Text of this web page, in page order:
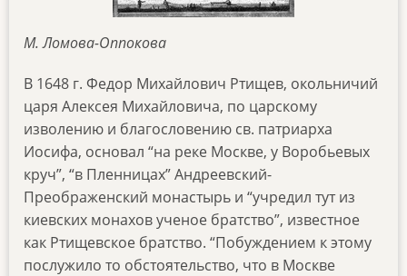
М. Ломова-Оппокова
В 1648 г. Федор Михайлович Ртищев, окольничий
царя Алексея Михайловича, по царскому
изволению и благословению св. патриарха
Иосифа, основал “на реке Москве, у Воробьевых
круч”, “в Пленницах” Андреевский-
Преображенский монастырь и “учредил тут из
киевских монахов ученое братство”, известное
как Ртищевское братство. “Побуждением к этому
послужило то обстоятельство, что в Москве